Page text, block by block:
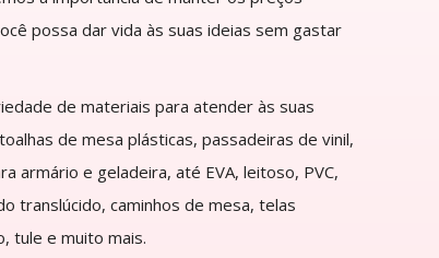
possa dar vida às suas ideias sem gastar
de materiais para atender às suas
de mesa plásticas, passadeiras de vinil,
armário e geladeira, até EVA, leitoso, PVC,
translúcido, caminhos de mesa, telas
tule e muito mais.